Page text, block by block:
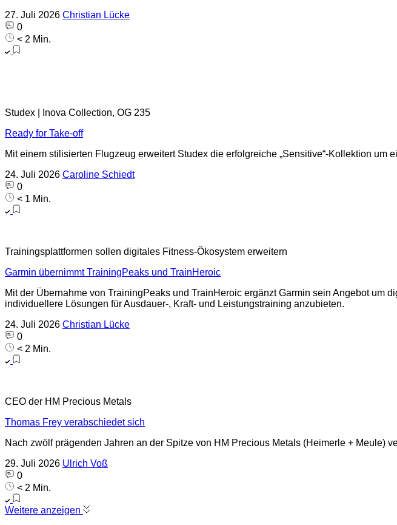
27. Juli 2026 Christian Lücke
0
< 2 Min.
Studex | Inova Collection, OG 235
Ready for Take-off
Mit einem stilisierten Flugzeug erweitert Studex die erfolgreiche „Sensitive“-Kollektion um
24. Juli 2026 Caroline Schiedt
0
< 1 Min.
Trainingsplattformen sollen digitales Fitness-Ökosystem erweitern
Garmin übernimmt TrainingPeaks und TrainHeroic
Mit der Übernahme von TrainingPeaks und TrainHeroic ergänzt Garmin sein Angebot um
individuellere Lösungen für Ausdauer-, Kraft- und Leistungstraining anzubieten.
24. Juli 2026 Christian Lücke
0
< 2 Min.
CEO der HM Precious Metals
Thomas Frey verabschiedet sich
Nach zwölf prägenden Jahren an der Spitze von HM Precious Metals (Heimerle + Meule)
29. Juli 2026 Ulrich Voß
0
< 2 Min.
Weitere anzeigen